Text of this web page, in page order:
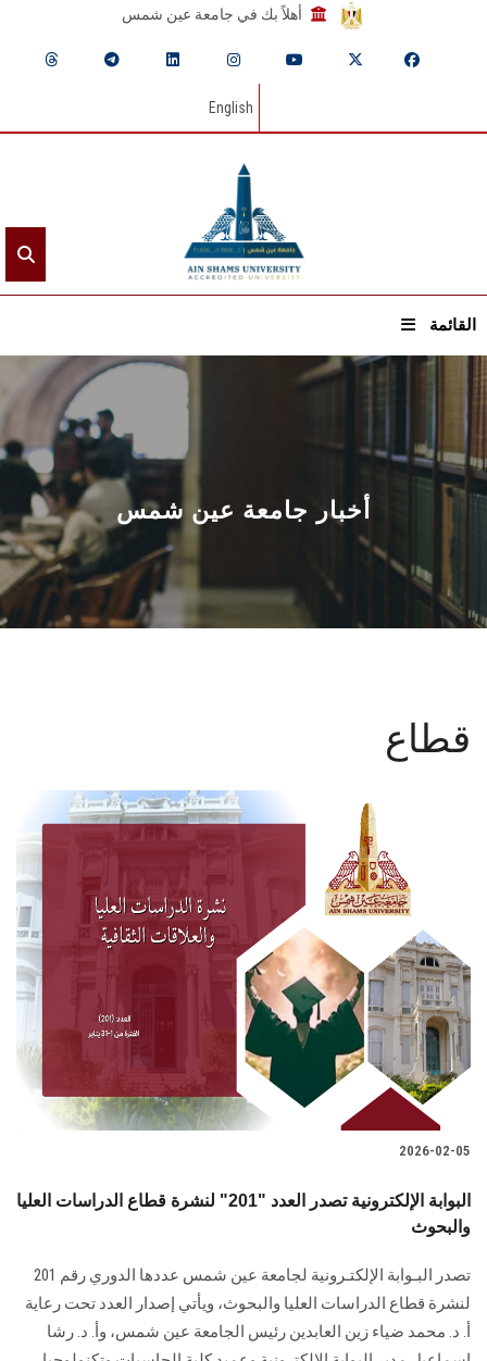
أهلاً بك في جامعة عين شمس
English
القائمة
الرئيسيـة
عن الجامعة
القطاعـات
الشئون الأكاديمية
البحث العلمي
الأنظمة الذكية
الإعلام
تواصل معنا
الطلاب
هيئة التدريس
الدراسات العليا
الزائـرون
سجل الان
أخبار جامعة عين شمس
قطاع
2026-02-05
البوابة الإلكترونية تصدر العدد "201" لنشرة قطاع الدراسات العليا
والبحوث
تصدر البـوابة الإلكتـرونية لجامعة عين شمس عددها الدوري رقم 201
لنشرة قطاع الدراسات ‏العليا والبحوث‎، ويأتي إصدار العدد تحت رعاية
أ. د. محمد ضياء زين العابدين رئيس الجامعة عين شمس، وأ. د. ‏رشا